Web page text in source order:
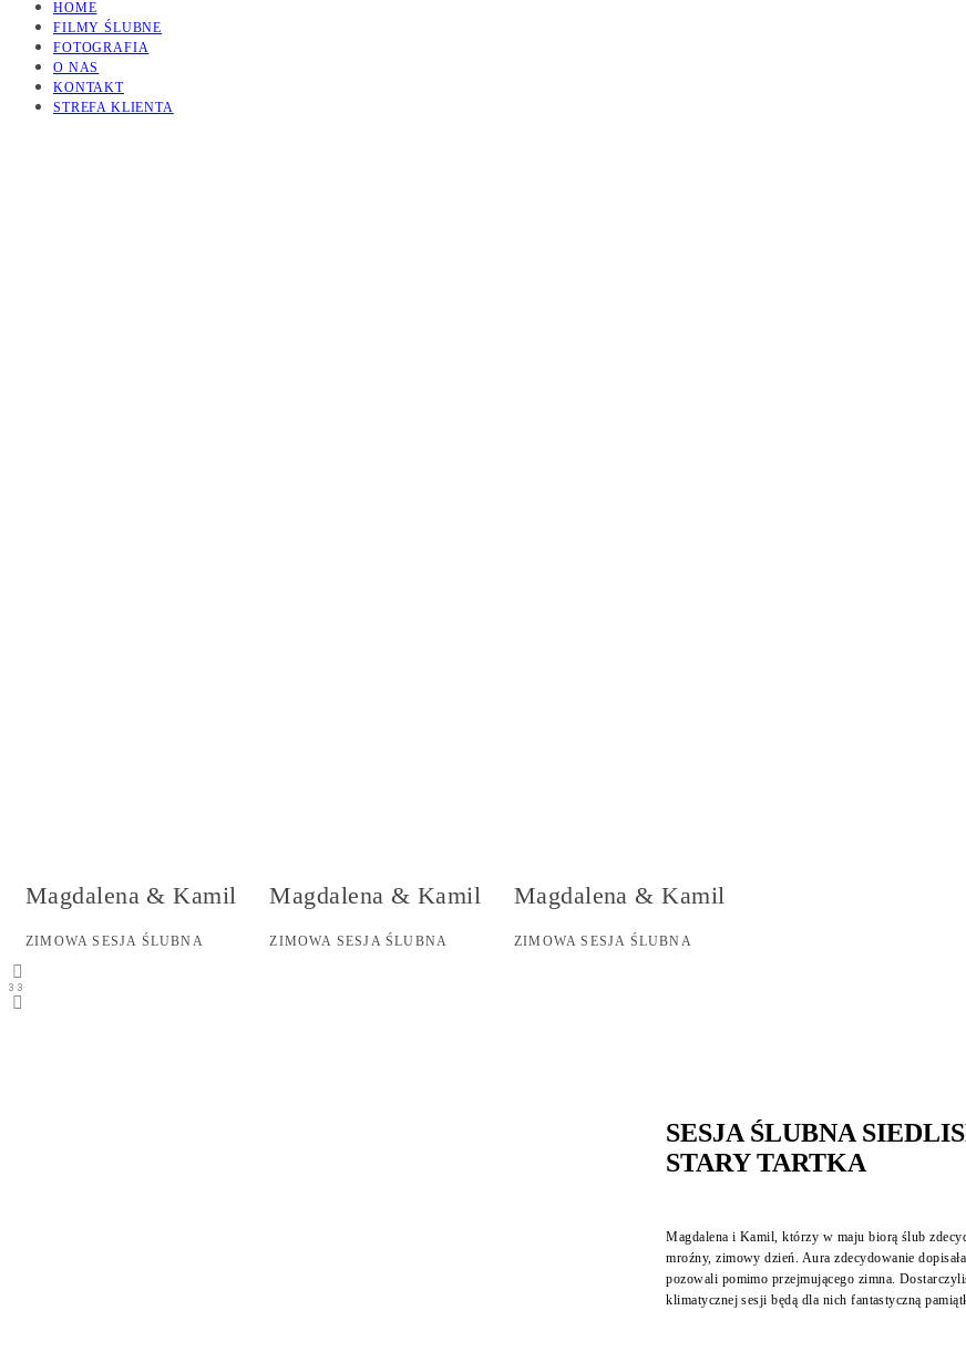
HOME
FILMY ŚLUBNE
FOTOGRAFIA
O NAS
KONTAKT
STREFA KLIENTA
Magdalena & Kamil
ZIMOWA SESJA ŚLUBNA
Magdalena & Kamil
ZIMOWA SESJA ŚLUBNA
Magdalena & Kamil
ZIMOWA SESJA ŚLUBNA
3 3
SESJA ŚLUBNA
STARY TARTKA
Magdalena i Kamil, którzy w maju biorą ślub
mroźny, zimowy dzień. Aura zdecydowanie
pozowali pomimo przejmującego zimna.
klimatycznej sesji będą dla nich fantastyczną